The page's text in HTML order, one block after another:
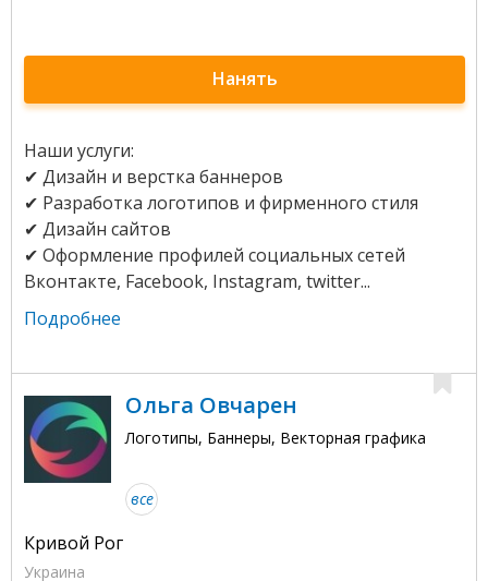
Нанять
Наши услуги:
✔ Дизайн и верстка баннеров
✔ Разработка логотипов и фирменного стиля
✔ Дизайн сайтов
✔ Оформление профилей социальных сетей
Вконтакте, Facebook, Instagram, twitter...
Подробнее
Oльга Овчарен
Логотипы, Баннеры, Векторная графика
все
Кривой Рог
Украина